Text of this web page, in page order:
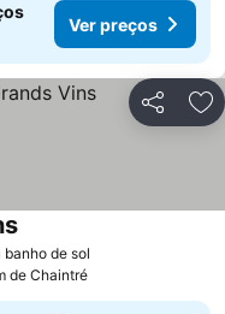
Ver preços
Partilhar
de sol
de Chaintré